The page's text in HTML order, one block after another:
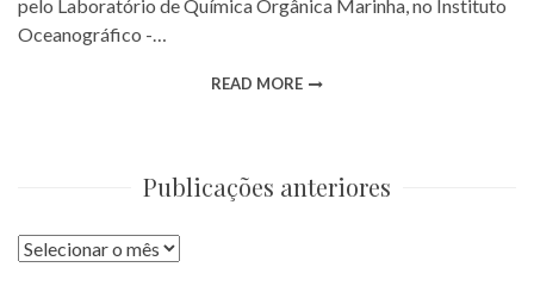
pelo Laboratório de Química Orgânica Marinha, no Instituto
Oceanográfico -…
READ MORE
Publicações anteriores
Publicações